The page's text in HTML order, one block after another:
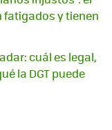
fatigados y tienen
cuál es legal,
la DGT puede